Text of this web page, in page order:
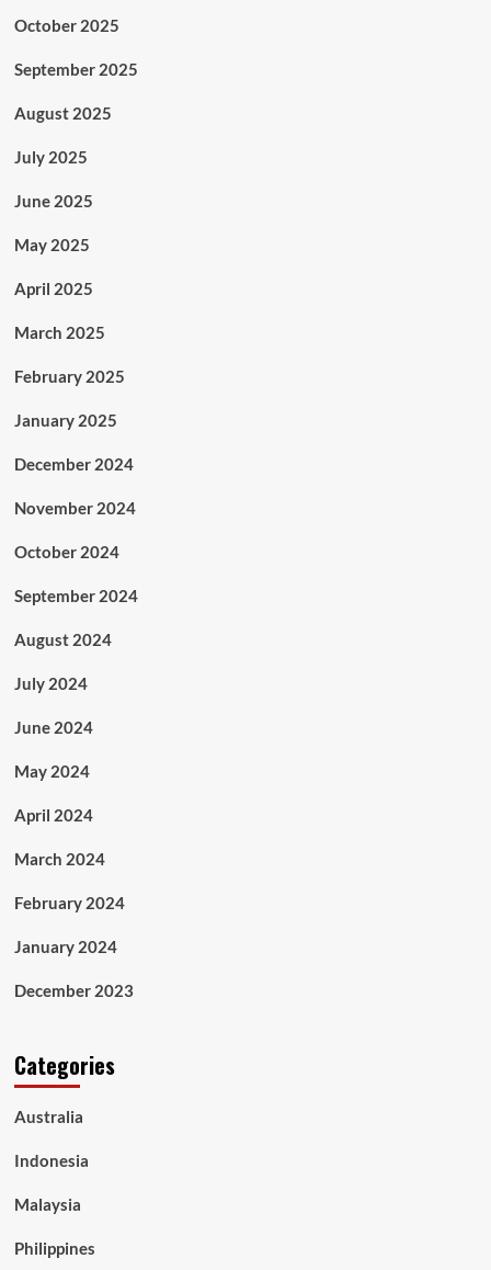
October 2025
September 2025
August 2025
July 2025
June 2025
May 2025
April 2025
March 2025
February 2025
January 2025
December 2024
November 2024
October 2024
September 2024
August 2024
July 2024
June 2024
May 2024
April 2024
March 2024
February 2024
January 2024
December 2023
Categories
Australia
Indonesia
Malaysia
Philippines